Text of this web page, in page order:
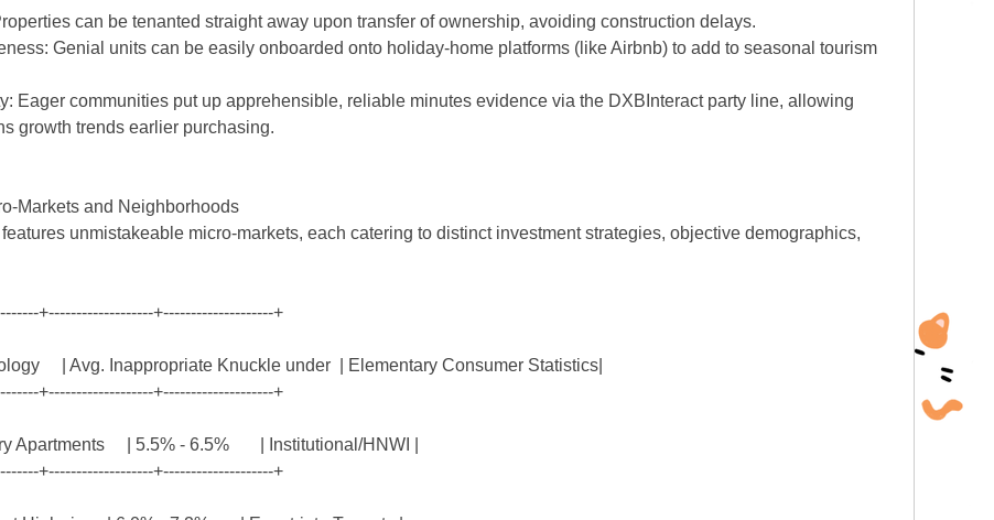
can be tenanted straight away upon transfer of ownership, avoiding construction delays.
Genial units can be easily onboarded onto holiday-home platforms (like Airbnb) to add to seasonal tourism
Eager communities put up apprehensible, reliable minutes evidence via the DXBInteract party line, allowing
growth trends earlier purchasing.
Markets and Neighborhoods
unmistakeable micro-markets, each catering to distinct investment strategies, objective demographics,
+-------------------+--------------------+
| Avg. Inappropriate Knuckle under | Elementary Consumer Statistics|
+-------------------+--------------------+
Apartments | 5.5% - 6.5% | Institutional/HNWI |
+-------------------+--------------------+